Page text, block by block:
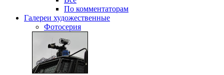
По комментаторам
Галереи художественные
Фотосерия